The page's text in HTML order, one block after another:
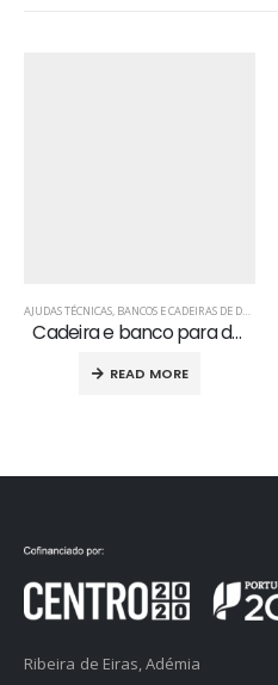
AJUDAS TÉCNICAS BANCOS E CADEIRAS DE DUCHE
Cadeira e banco para duche
READ MORE
Ribeira de Eiras, Adémia